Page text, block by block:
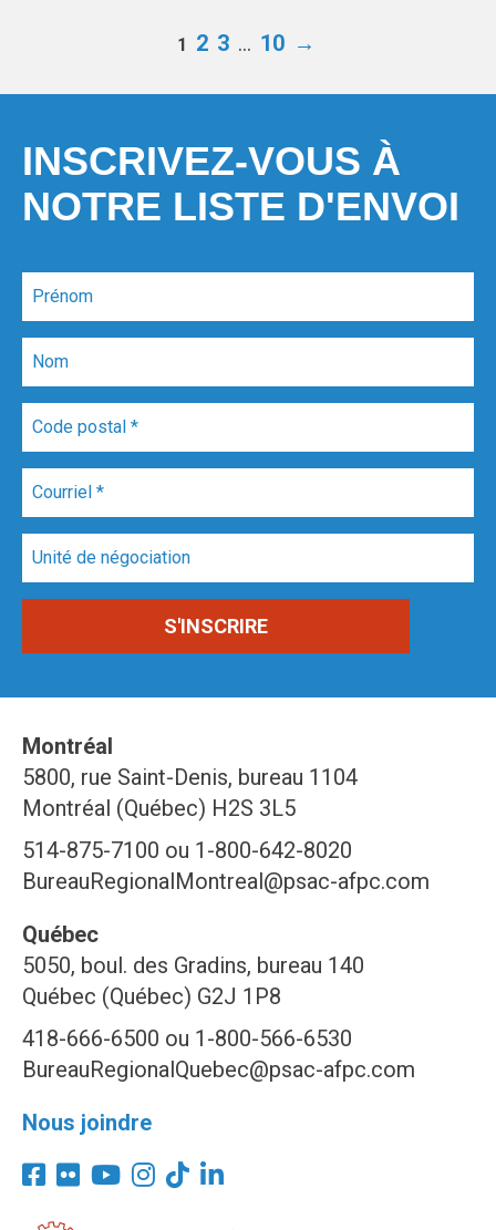
1 2 3 … 10 →
INSCRIVEZ-VOUS À
NOTRE LISTE D'ENVOI
Montréal
5800, rue Saint-Denis, bureau 1104
Montréal (Québec) H2S 3L5
514-875-7100 ou 1-800-642-8020
BureauRegionalMontreal@psac-afpc.com
Québec
5050, boul. des Gradins, bureau 140
Québec (Québec) G2J 1P8
418-666-6500 ou 1-800-566-6530
BureauRegionalQuebec@psac-afpc.com
Nous joindre